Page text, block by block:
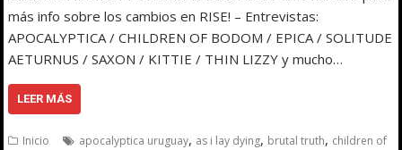
más info sobre los cambios en RISE! – Entrevistas:
APOCALYPTICA / CHILDREN OF BODOM / EPICA / SOLITUDE
AETURNUS / SAXON / KITTIE / THIN LIZZY y mucho…
LEER MÁS
Inicio apocalyptica uruguay, as i lay dying, brutal truth, children of